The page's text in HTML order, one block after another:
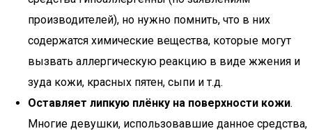
производителей), но нужно помнить, что в них
содержатся химические вещества, которые могут
вызвать аллергическую реакцию в виде жжения и
зуда кожи, красных пятен, сыпи и т.д.
Оставляет липкую плёнку на поверхности кожи.
Многие девушки, использовавшие данное средства,